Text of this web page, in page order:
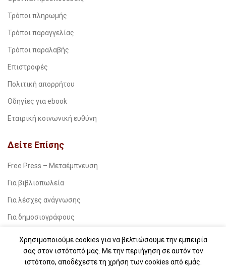
Τρόποι πληρωμής
Τρόποι παραγγελίας
Τρόποι παραλαβής
Επιστροφές
Πολιτική απορρήτου
Οδηγίες για ebook
Εταιρική κοινωνική ευθύνη
Δείτε Επίσης
Free Press – Μεταέμπνευση
Για βιβλιοπωλεία
Για λέσχες ανάγνωσης
Για δημοσιογράφους
Για βιβλιοφιλικές ομάδες
Χρησιμοποιούμε cookies για να βελτιώσουμε την εμπειρία
σας στον ιστότοπό μας. Με την περιήγηση σε αυτόν τον
ιστότοπο, αποδέχεστε τη χρήση των cookies από εμάς.